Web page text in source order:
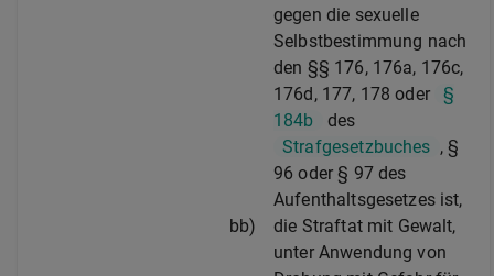
gegen die sexuelle
Selbstbestimmung nach
den §§ 176, 176a, 176c,
176d, 177, 178 oder
§
184b
des
Strafgesetzbuches , §
96 oder § 97 des
Aufenthaltsgesetzes ist,
bb)
die Straftat mit Gewalt,
unter Anwendung von